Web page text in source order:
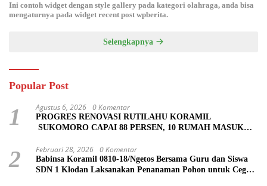
Ini contoh widget dengan style gallery pada kategori olahraga, anda bisa
mengaturnya pada widget recent post wpberita.
Selengkapnya
Popular Post
1 Agustus 6, 2026 0 Komentar
PROGRES RENOVASI RUTILAHU KORAMIL
SUKOMORO CAPAI 88 PERSEN, 10 RUMAH MASUK
2 Februari 28, 2026 0 Komentar
Babinsa Koramil 0810-18/Ngetos Bersama Guru dan Siswa
SDN 1 Klodan Laksanakan Penanaman Pohon untuk Cegah